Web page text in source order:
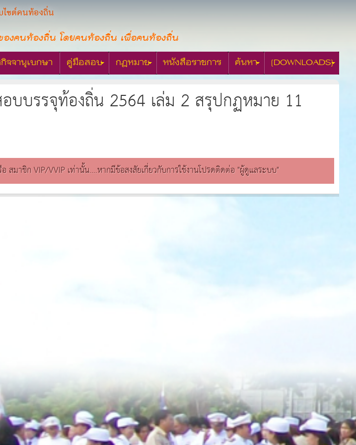
ไซต์คนท้องถิ่น
องคนท้องถิ่น โดยคนท้องถิ่น เพื่อคนท้องถิ่น
จจานุเบกษา คู่มือสอบ กฎหมาย หนังสือราชการ ค้นหา [DOWNLOADS]
บบรรจุท้องถิ่น 2564 เล่ม 2 สรุปกฏหมาย 11
สมาชิก VIP/VVIP เท่านั้น....หากมีข้อสงสัยเกี่ยวกับการใช้งานโปรดติดต่อ "ผู้ดูแลระบบ"